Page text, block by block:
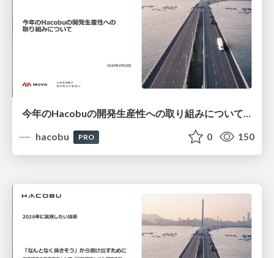
今年のHacobuの開発生産性への取り組みについて/登壇資料（住吉 雄大）
hacobu
PRO 0 150